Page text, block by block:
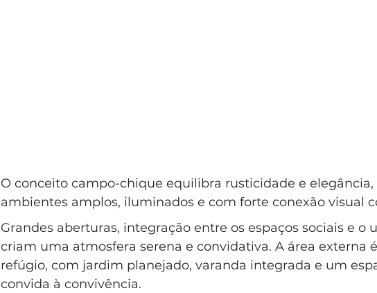
O conceito campo-chique equilibra rusticidade e
ambientes amplos, iluminados e com forte conexão visual
Grandes aberturas, integração entre os espaços sociais e o
criam uma atmosfera serena e convidativa. A área externa
refúgio, com jardim planejado, varanda integrada e um
convida à convivência.